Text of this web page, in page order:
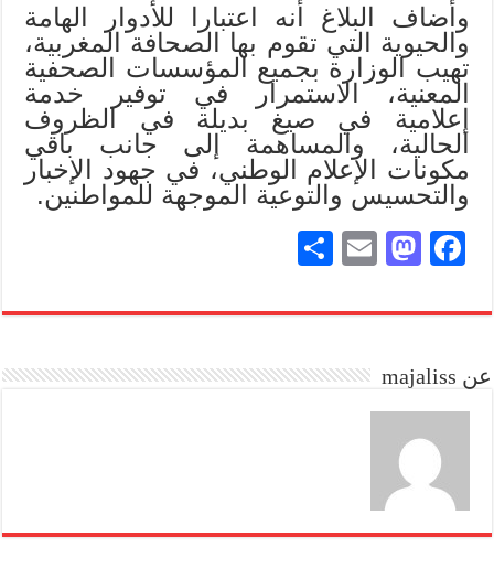
وأضاف البلاغ أنه اعتبارا للأدوار الهامة
والحيوية التي تقوم بها الصحافة المغربية،
تهيب الوزارة بجميع المؤسسات الصحفية
المعنية، الاستمرار في توفير خدمة
إعلامية في صيغ بديلة في الظروف
الحالية، والمساهمة إلى جانب باقي
مكونات الإعلام الوطني، في جهود الإخبار
والتحسيس والتوعية الموجهة للمواطنين.
Fa
bo
M
to
n
E
ail
re
عن majaliss